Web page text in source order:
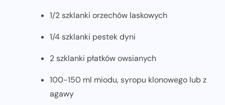
1/2 szklanki orzechów laskowych
1/4 szklanki pestek dyni
2 szklanki płatków owsianych
100-150 ml miodu, syropu klonowego lub z
agawy